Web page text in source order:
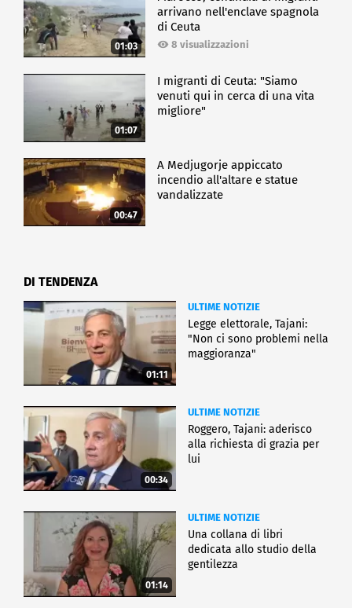
01:03
arrivano nell'enclave spagnola
di Ceuta
8 visualizzazioni
01:07
I migranti di Ceuta: "Siamo
venuti qui in cerca di una vita
migliore"
00:47
A Medjugorje appiccato
incendio all'altare e statue
vandalizzate
DI TENDENZA
01:11
ULTIME NOTIZIE
Legge elettorale, Tajani:
"Non ci sono problemi nella
maggioranza"
00:34
ULTIME NOTIZIE
Roggero, Tajani: aderisco
alla richiesta di grazia per
lui
01:14
ULTIME NOTIZIE
Una collana di libri
dedicata allo studio della
gentilezza